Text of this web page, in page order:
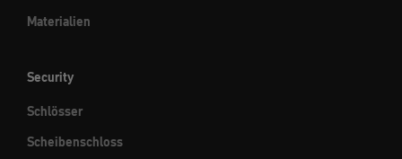
Materialien
Security
Schlösser
Scheibenschloss